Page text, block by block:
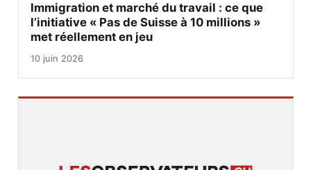
Immigration et marché du travail : ce que
l’initiative « Pas de Suisse à 10 millions »
met réellement en jeu
10 juin 2026